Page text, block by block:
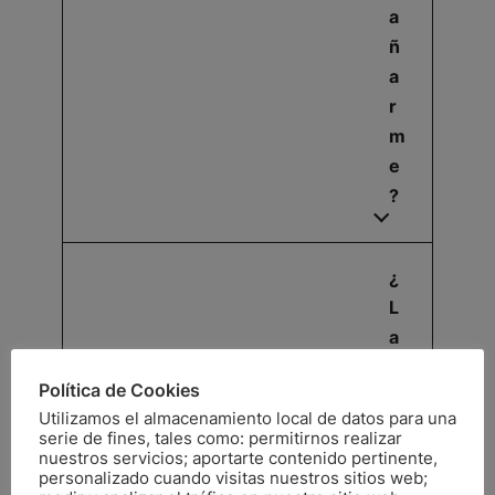
a
ñ
a
r
m
e
?
¿
L
a
e
si
o
Política de Cookies
Utilizamos el almacenamiento local de datos para una
serie de fines, tales como: permitirnos realizar
nuestros servicios; aportarte contenido pertinente,
personalizado cuando visitas nuestros sitios web;